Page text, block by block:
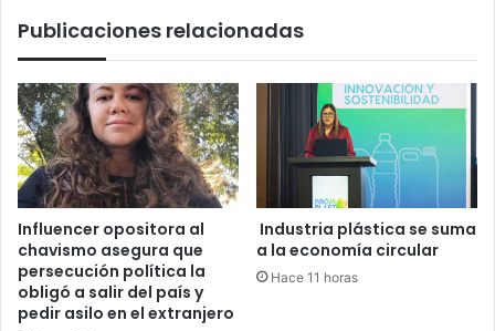
mal
recursos
públicos
Publicaciones relacionadas
Influencer opositora al
chavismo asegura que
persecución política la
obligó a salir del país y
pedir asilo en el extranjero
Industria plástica se suma
a la economía circular
Hace 11 horas